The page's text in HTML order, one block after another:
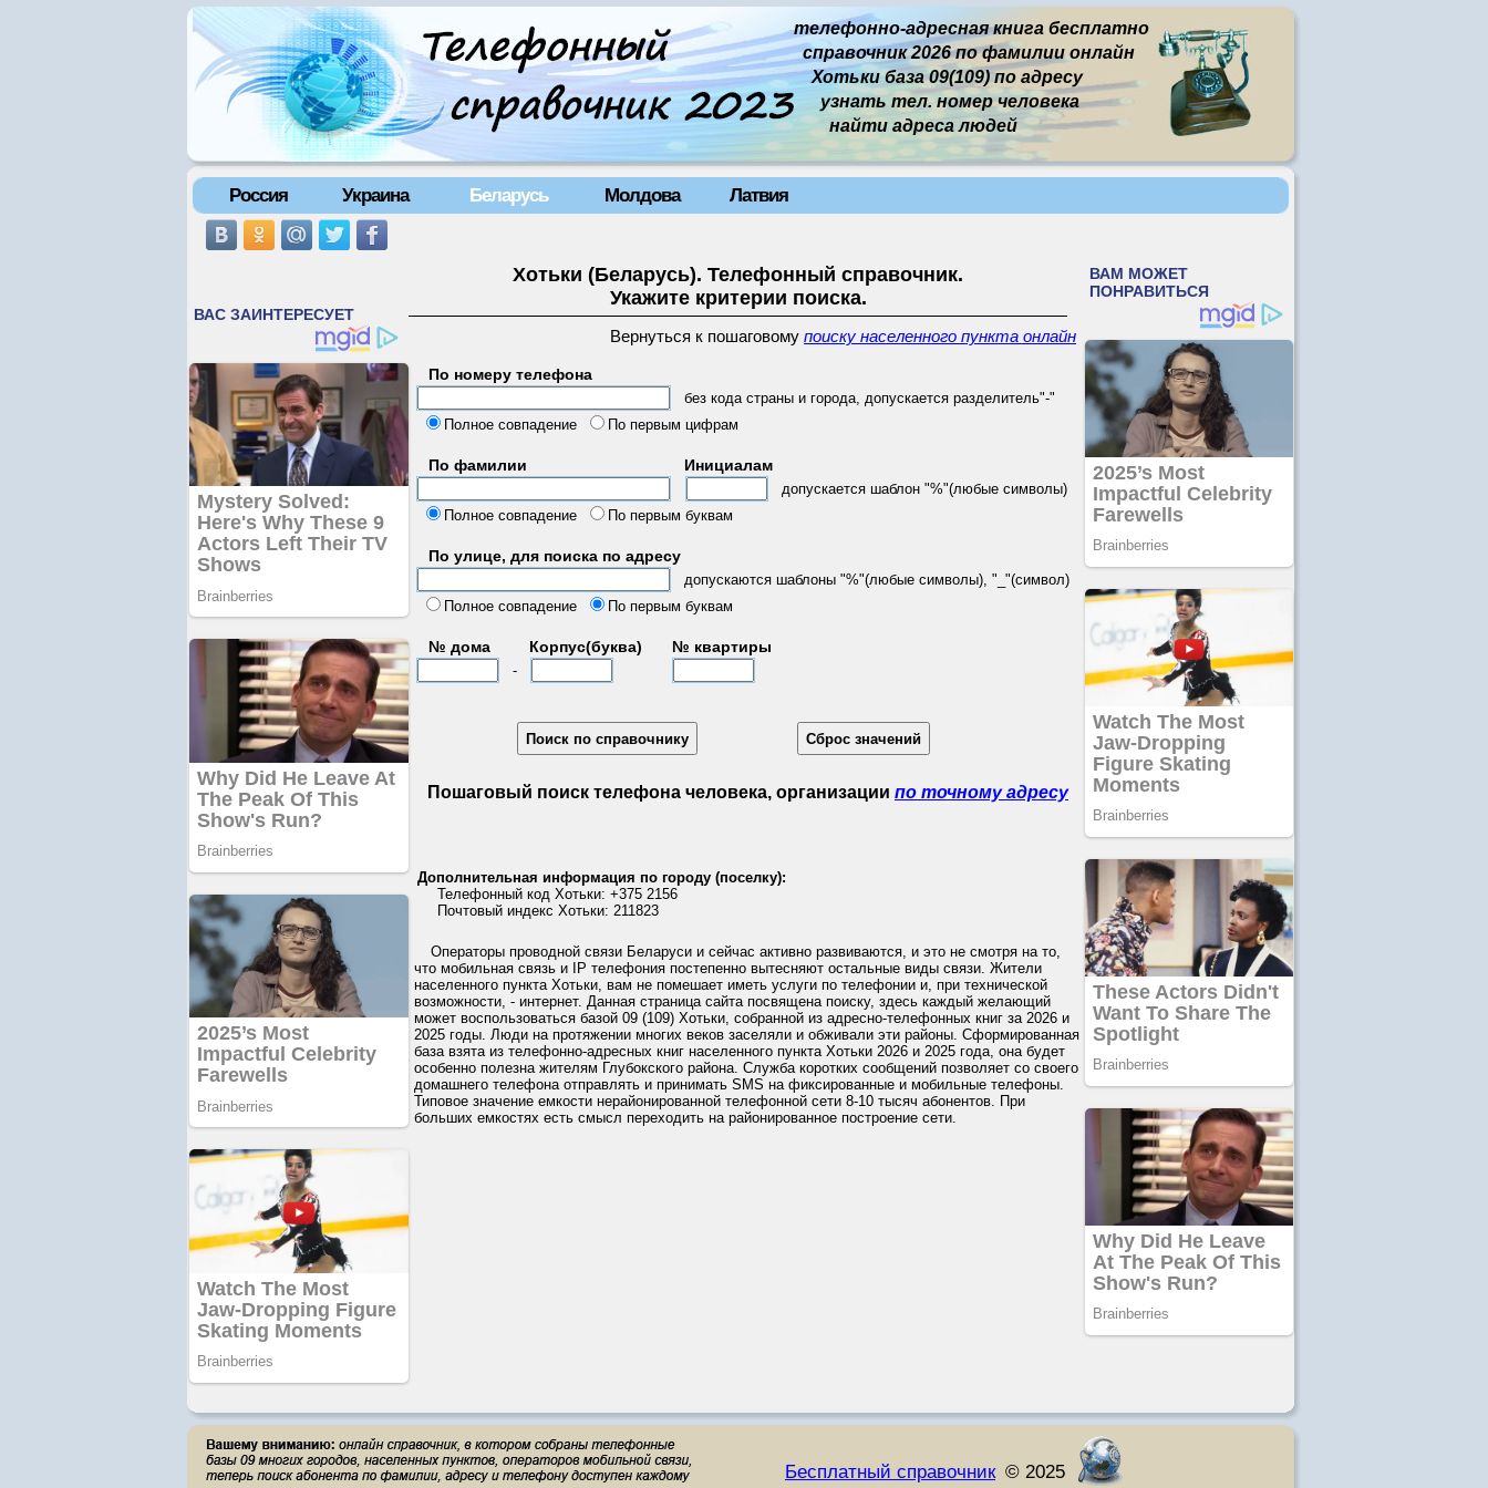
телефонно-адресная книга бесплатно
справочник 2026 по фамилии онлайн
Хотьки база 09(109) по адресу
узнать тел. номер человека
найти адреса людей
Россия Украина Беларусь Молдова Латвия
Хотьки (Беларусь). Телефонный справочник.
Укажите критерии поиска.
Вернуться к пошаговому поиску населенного пункта онлайн
По номеру телефона
без кода страны и города, допускается разделитель"-"
Полное совпадение
По первым цифрам
По фамилии Инициалам
допускается шаблон "%"(любые символы)
Полное совпадение
По первым буквам
По улице, для поиска по адресу
допускаются шаблоны "%"(любые символы), "_"(символ)
Полное совпадение
По первым буквам
№ дома Корпус(буква) № квартиры
-
Пошаговый поиск телефона человека, организации по точному адресу
Дополнительная информация по городу (поселку):
Телефонный код Хотьки: +375 2156
Почтовый индекс Хотьки: 211823
Операторы проводной связи Беларуси и сейчас активно развиваются, и это не смотря на то,
что мобильная связь и IP телефония постепенно вытесняют остальные виды связи. Жители
населенного пункта Хотьки, вам не помешает иметь услуги по телефонии и, при технической
возможности, - интернет. Данная страница сайта посвящена поиску, здесь каждый желающий
может воспользоваться базой 09 (109) Хотьки, собранной из адресно-телефонных книг за 2026 и
2025 годы. Люди на протяжении многих веков заселяли и обживали эти районы. Сформированная
база взята из телефонно-адресных книг населенного пункта Хотьки 2026 и 2025 года, она будет
особенно полезна жителям Глубокского района. Служба коротких сообщений позволяет со своего
домашнего телефона отправлять и принимать SMS на фиксированные и мобильные телефоны.
Типовое значение емкости нерайонированной телефонной сети 8-10 тысяч абонентов. При
больших емкостях есть смысл переходить на районированное построение сети.
Бесплатный справочник© 2025